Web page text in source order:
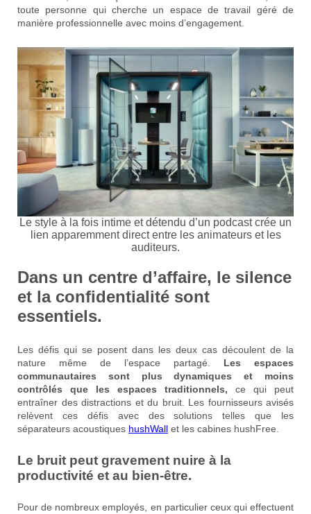
toute personne qui cherche un espace de travail géré de
manière professionnelle avec moins d’engagement.
Le style à la fois intime et détendu d’un podcast crée un
lien apparemment direct entre les animateurs et les
auditeurs.
Dans un centre d’affaire, le silence
et la confidentialité sont
essentiels.
Les défis qui se posent dans les deux cas découlent de la
nature même de l’espace partagé. Les espaces
communautaires sont plus dynamiques et moins
contrôlés que les espaces traditionnels, ce qui peut
entraîner des distractions et du bruit. Les fournisseurs avisés
relèvent ces défis avec des solutions telles que les
séparateurs acoustiques hushWall et les cabines hushFree.
Le bruit peut gravement nuire à la
productivité et au bien-être.
Pour de nombreux employés, en particulier ceux qui effectuent